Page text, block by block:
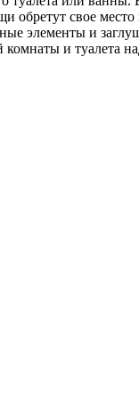
обретут свое
элементы и
и туалета